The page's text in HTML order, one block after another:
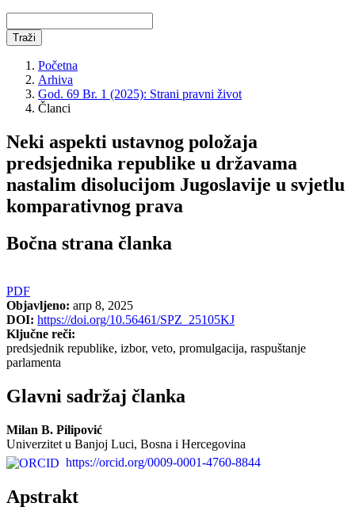
Traži
Početna
Arhiva
God. 69 Br. 1 (2025): Strani pravni život
Članci
Neki aspekti ustavnog položaja
predsjednika republike u državama
nastalim disolucijom Jugoslavije u svjetlu
komparativnog prava
Bočna strana članka
PDF
Objavljeno: апр 8, 2025
DOI: https://doi.org/10.56461/SPZ_25105KJ
Ključne reči:
predsjednik republike, izbor, veto, promulgacija, raspuštanje
parlamenta
Glavni sadržaj članka
Milan B. Pilipović
Univerzitet u Banjoj Luci, Bosna i Hercegovina
https://orcid.org/0009-0001-4760-8844
Apstrakt